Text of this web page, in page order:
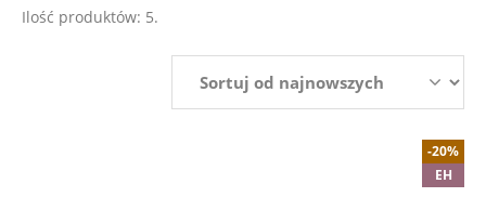
Ilość produktów: 5.
-20%
EH